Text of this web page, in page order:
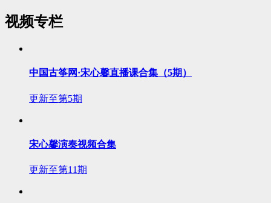
视频专栏
中国古筝网·宋心馨直播课合集（5期）
更新至第5期
宋心馨演奏视频合集
更新至第11期